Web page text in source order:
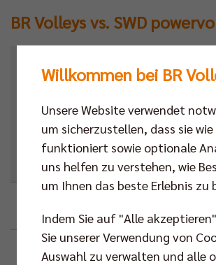
BR Volleys vs. SWD
Kalender
Next Match
Bundesliga
Beschreibung
Willkommen bei BR
Unsere Website verwendet
um sicherzustellen, dass sie
funktioniert sowie optionale
uns helfen zu verstehen, wie
um Ihnen das beste Erlebnis zu
Indem Sie auf "Alle
Sie unserer Verwendung von
Auswahl zu verwalten und alle